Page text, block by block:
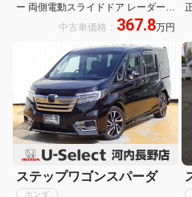
ー 両側電動スライドドア レーダーク
ルーズコントロール 両側電動スライ
中古車価格： 367.8万円
ステップワゴンスパーダ
ホンダ